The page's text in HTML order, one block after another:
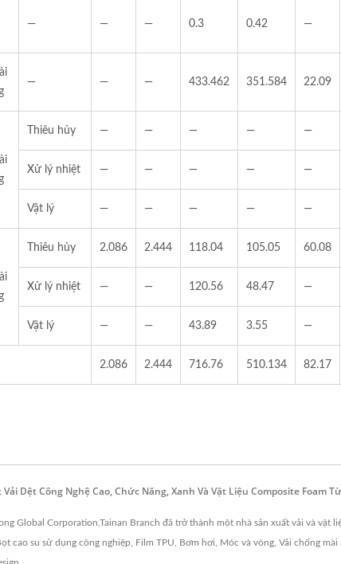
— — — 0.3 0.42 —
— — — 433.462 351.584 22.09
Thiêu hủy — — — — —
Xử lý nhiệt — — — — —
Vật lý — — — — —
Thiêu hủy 2.086 2.444 118.04 105.05 60.08
Xử lý nhiệt — — 120.56 48.47 —
Vật lý — — 43.89 3.55 —
2.086 2.444 716.76 510.134 82.17
Dệt Công Nghệ Cao, Chức Năng, Xanh Và Vật Liệu Composite Foam
Global Corporation,Tainan Branch đã trở thành một nhà sản xuất vải và vật
cao su sử dụng công nghiệp, Film TPU, Bơm hơi, Móc và vòng, Vải chống